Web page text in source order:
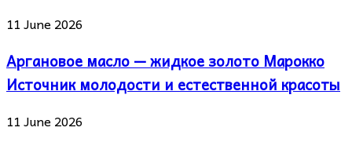
11 June 2026
Аргановое масло — жидкое золото Марокко
Источник молодости и естественной красоты
11 June 2026